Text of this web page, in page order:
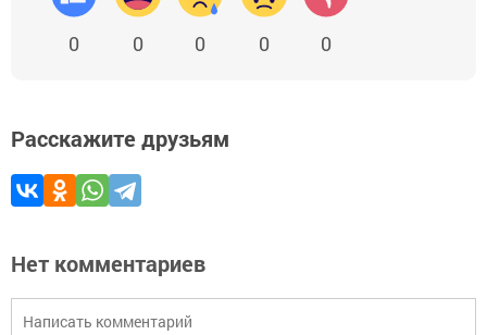
0 0 0 0 0
Расскажите друзьям
Нет комментариев